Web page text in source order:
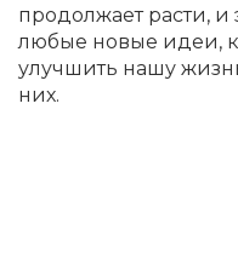
продолжает расти, и
любые новые идеи,
улучшить нашу
них.